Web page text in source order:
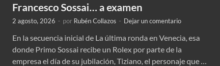
Francesco Sossai… a examen
2 agosto, 2026 - por Rubén Collazos - Dejar un comentario
En la secuencia inicial de La última ronda en Venecia, esa
donde Primo Sossai recibe un Rolex por parte de la
empresa el día de su jubilación, Tiziano, el personaje que …